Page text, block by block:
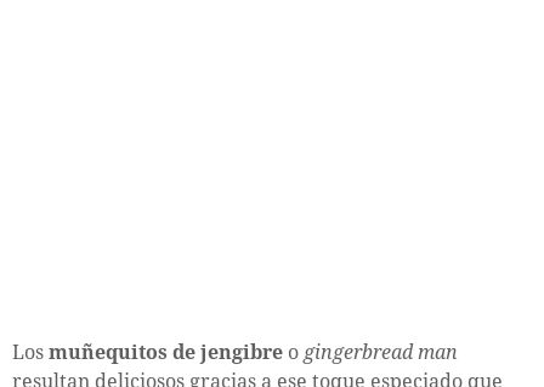
Los muñequitos de jengibre o gingerbread man
resultan deliciosos gracias a ese toque especiado que